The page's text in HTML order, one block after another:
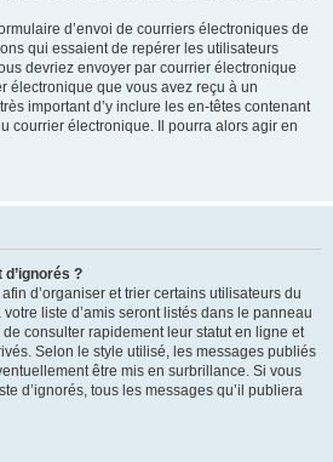
d’envoi de courriers électroniques de
qui essaient de repérer les utilisateurs
devriez envoyer par courrier électronique
électronique que vous avez reçu à un
important d’y inclure les en-têtes contenant
courrier électronique. Il pourra alors agir en
?
d’organiser et trier certains utilisateurs du
liste d’amis seront listés dans le panneau
consulter rapidement leur statut en ligne et
Selon le style utilisé, les messages publiés
être mis en surbrillance. Si vous
d’ignorés, tous les messages qu’il publiera